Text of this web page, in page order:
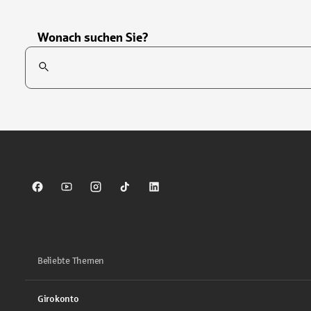
Wonach suchen Sie?
Suchfeld
Sparkasse auf Facebook
Sparkasse auf Youtube
Sparkasse auf Instagram
Sparkasse auf TikTok
Sparkasse auf LinkedIn
Beliebte Themen
Girokonto